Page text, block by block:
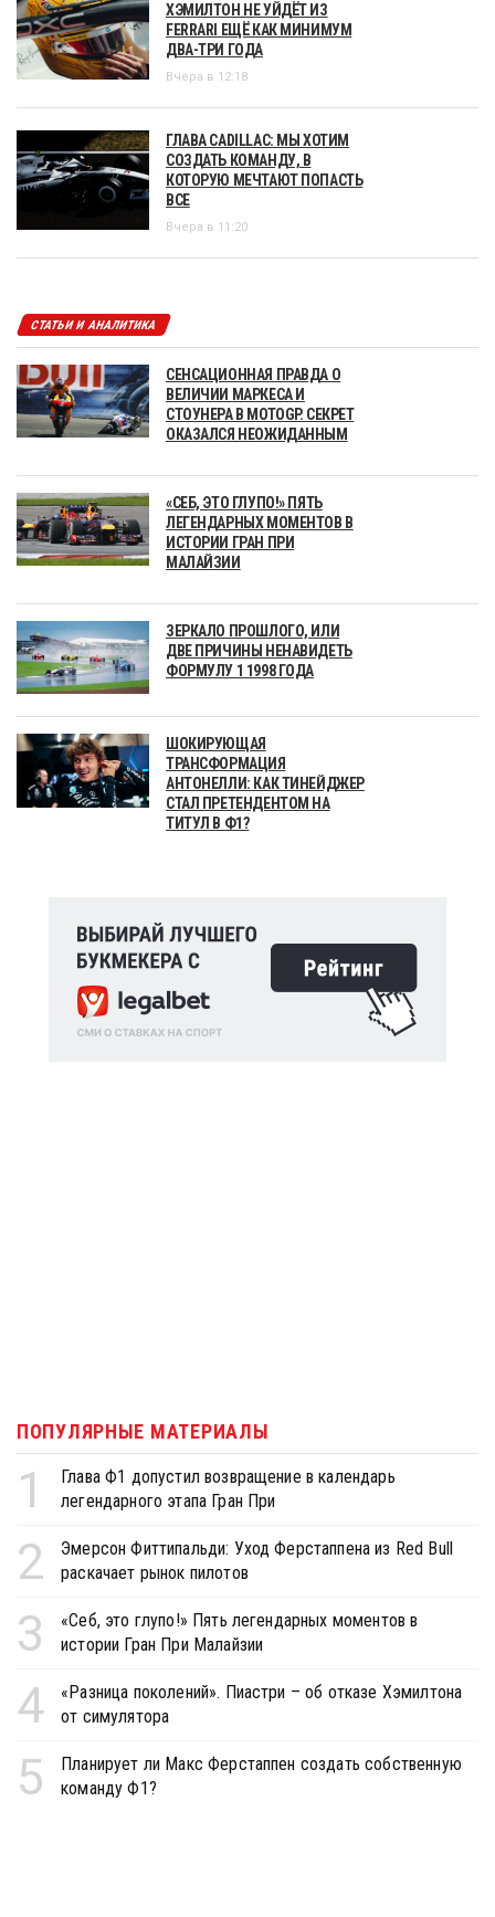
ХЭМИЛТОН НЕ УЙДЁТ ИЗ
FERRARI ЕЩЁ КАК МИНИМУМ
ДВА-ТРИ ГОДА
Вчера в 12:18
ГЛАВА CADILLAC: МЫ ХОТИМ
СОЗДАТЬ КОМАНДУ, В
КОТОРУЮ МЕЧТАЮТ ПОПАСТЬ
ВСЕ
Вчера в 11:20
СТАТЬИ И АНАЛИТИКА
СЕНСАЦИОННАЯ ПРАВДА О
ВЕЛИЧИИ МАРКЕСА И
СТОУНЕРА В MOTOGP. СЕКРЕТ
ОКАЗАЛСЯ НЕОЖИДАННЫМ
«СЕБ, ЭТО ГЛУПО!» ПЯТЬ
ЛЕГЕНДАРНЫХ МОМЕНТОВ В
ИСТОРИИ ГРАН ПРИ
МАЛАЙЗИИ
ЗЕРКАЛО ПРОШЛОГО, ИЛИ
ДВЕ ПРИЧИНЫ НЕНАВИДЕТЬ
ФОРМУЛУ 1 1998 ГОДА
ШОКИРУЮЩАЯ
ТРАНСФОРМАЦИЯ
АНТОНЕЛЛИ: КАК ТИНЕЙДЖЕР
СТАЛ ПРЕТЕНДЕНТОМ НА
ТИТУЛ В Ф1?
ПОПУЛЯРНЫЕ МАТЕРИАЛЫ
1
Глава Ф1 допустил возвращение в календарь
легендарного этапа Гран При
2
Эмерсон Фиттипальди: Уход Ферстаппена из Red Bull
раскачает рынок пилотов
3
«Себ, это глупо!» Пять легендарных моментов в
истории Гран При Малайзии
4
«Разница поколений». Пиастри – об отказе Хэмилтона
от симулятора
5
Планирует ли Макс Ферстаппен создать собственную
команду Ф1?